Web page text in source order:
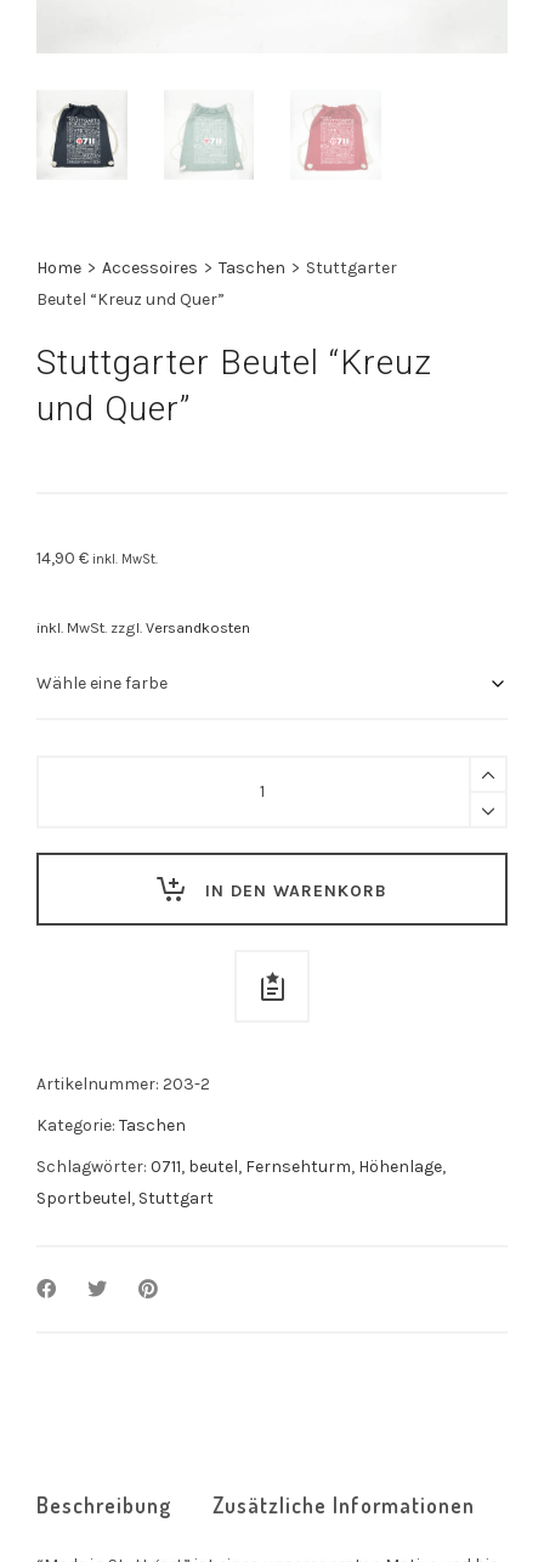
Home > Accessoires > Taschen > Stuttgarter
Beutel “Kreuz und Quer”
Stuttgarter Beutel “Kreuz
und Quer”
14,90 € inkl. MwSt.
inkl. MwSt. zzgl. Versandkosten
quantity
IN DEN WARENKORB
Artikelnummer: 203-2
Kategorie: Taschen
Schlagwörter: 0711, beutel, Fernsehturm, Höhenlage,
Sportbeutel, Stuttgart
Beschreibung Zusätzliche Informationen